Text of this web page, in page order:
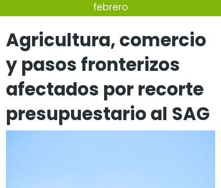
febrero
Agricultura, comercio
y pasos fronterizos
afectados por recorte
presupuestario al SAG